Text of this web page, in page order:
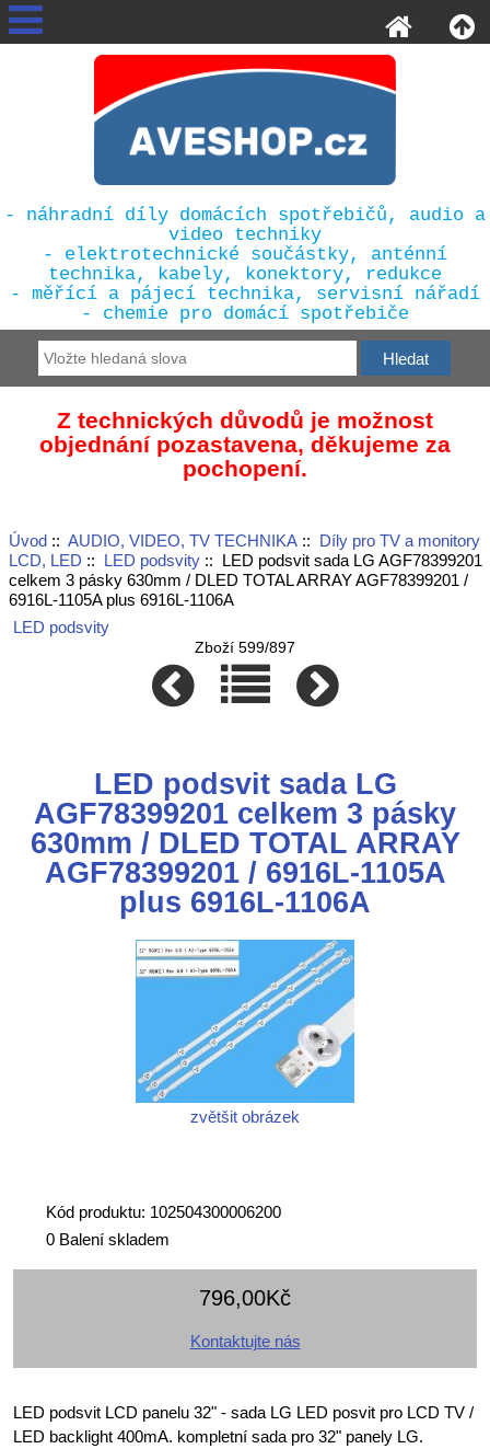
- náhradní díly domácích spotřebičů, audio a
video techniky
- elektrotechnické součástky, anténní
technika, kabely, konektory, redukce
- měřící a pájecí technika, servisní nářadí
- chemie pro domácí spotřebiče
Z technických důvodů je možnost
objednání pozastavena, děkujeme za
pochopení.
Úvod:: AUDIO, VIDEO, TV TECHNIKA:: Díly pro TV a monitory
LCD, LED :: LED podsvity:: LED podsvit sada LG AGF78399201
celkem 3 pásky 630mm / DLED TOTAL ARRAY AGF78399201 /
6916L-1105A plus 6916L-1106A
LED podsvity
Zboží 599/897
LED podsvit sada LG
AGF78399201 celkem 3 pásky
630mm / DLED TOTAL ARRAY
AGF78399201 / 6916L-1105A
plus 6916L-1106A
zvětšit obrázek
Kód produktu: 102504300006200
0 Balení skladem
796,00Kč
Kontaktujte nás
LED podsvit LCD panelu 32" - sada LG LED posvit pro LCD TV /
LED backlight 400mA. kompletní sada pro 32" panely LG.